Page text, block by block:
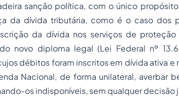
sanção política, com o único
da dívida tributária, como é o caso dos
da dívida nos serviços de
novo diploma legal (Lei Federal nº
débitos foram inscritos em dívida ativa e
Nacional, de forma unilateral, averbar
os indisponíveis, sem qualquer decisão